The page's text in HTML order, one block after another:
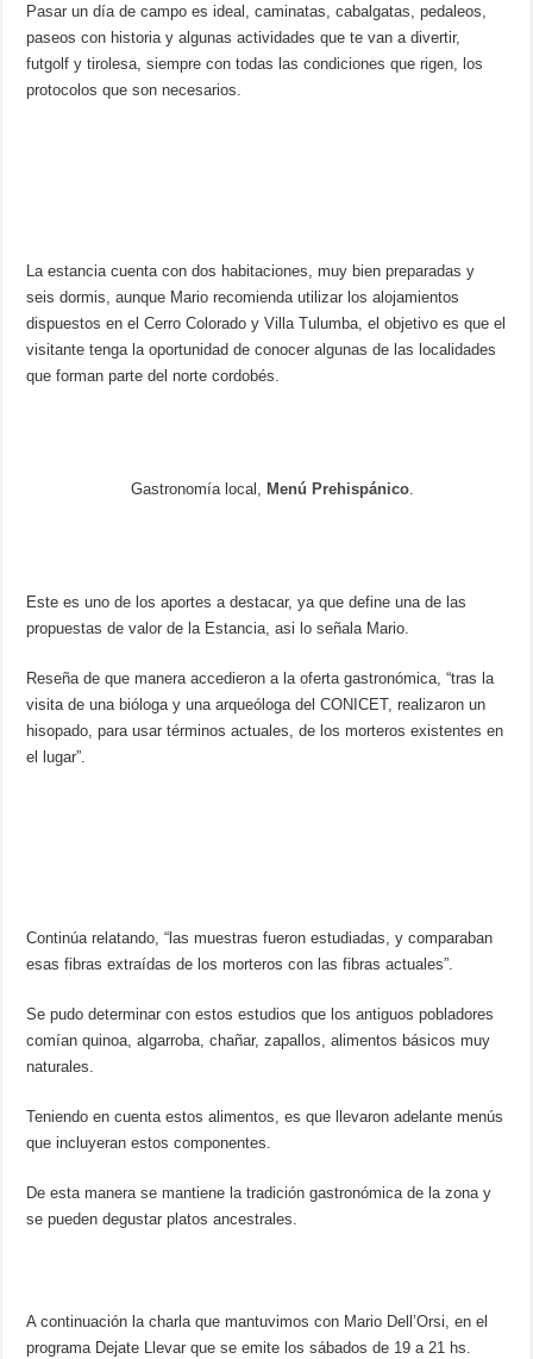
Pasar un día de campo es ideal, caminatas, cabalgatas, pedaleos,
paseos con historia y algunas actividades que te van a divertir,
futgolf y tirolesa, siempre con todas las condiciones que rigen, los
protocolos que son necesarios.
La estancia cuenta con dos habitaciones, muy bien preparadas y
seis dormis, aunque Mario recomienda utilizar los alojamientos
dispuestos en el Cerro Colorado y Villa Tulumba, el objetivo es que el
visitante tenga la oportunidad de conocer algunas de las localidades
que forman parte del norte cordobés.
Gastronomía local, Menú Prehispánico.
Este es uno de los aportes a destacar, ya que define una de las
propuestas de valor de la Estancia, asi lo señala Mario.
Reseña de que manera accedieron a la oferta gastronómica, “tras la
visita de una bióloga y una arqueóloga del CONICET, realizaron un
hisopado, para usar términos actuales, de los morteros existentes en
el lugar”.
Continúa relatando, “las muestras fueron estudiadas, y comparaban
esas fibras extraídas de los morteros con las fibras actuales”.
Se pudo determinar con estos estudios que los antiguos pobladores
comían quinoa, algarroba, chañar, zapallos, alimentos básicos muy
naturales.
Teniendo en cuenta estos alimentos, es que llevaron adelante menús
que incluyeran estos componentes.
De esta manera se mantiene la tradición gastronómica de la zona y
se pueden degustar platos ancestrales.
A continuación la charla que mantuvimos con Mario Dell’Orsi, en el
programa Dejate Llevar que se emite los sábados de 19 a 21 hs.